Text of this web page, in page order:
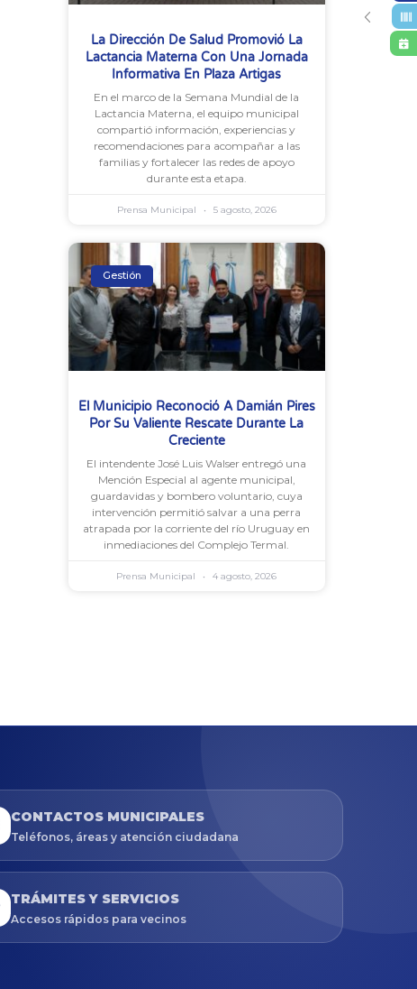
La Dirección De Salud Promovió La
Lactancia Materna Con Una Jornada
Informativa En Plaza Artigas
En el marco de la Semana Mundial de la
Lactancia Materna, el equipo municipal
compartió información, experiencias y
recomendaciones para acompañar a las
familias y fortalecer las redes de apoyo
durante esta etapa.
Prensa Municipal 5 agosto, 2026
Gestión
El Municipio Reconoció A Damián Pires
Por Su Valiente Rescate Durante La
Creciente
El intendente José Luis Walser entregó una
Mención Especial al agente municipal,
guardavidas y bombero voluntario, cuya
intervención permitió salvar a una perra
atrapada por la corriente del río Uruguay en
inmediaciones del Complejo Termal.
Prensa Municipal 4 agosto, 2026
CONTACTOS MUNICIPALES
Teléfonos, áreas y atención ciudadana
TRÁMITES Y SERVICIOS
Accesos rápidos para vecinos